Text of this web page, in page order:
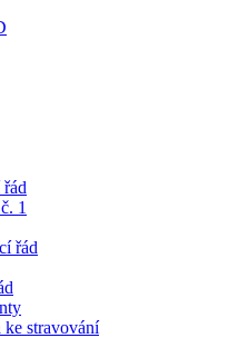
1
řád
ke stravování